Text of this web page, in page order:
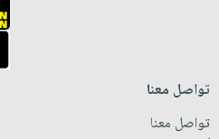
تواصل معنا
تواصل معنا